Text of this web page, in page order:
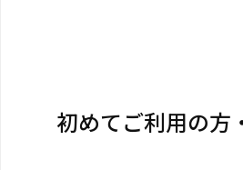
初めてご利用の方